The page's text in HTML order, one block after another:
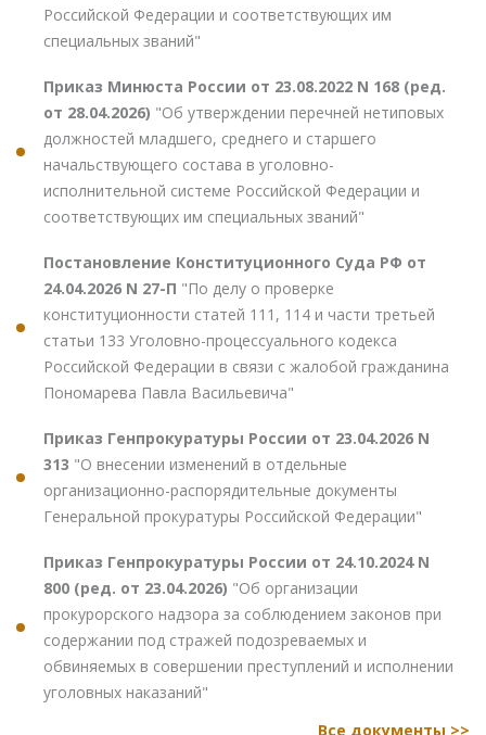
Российской Федерации и соответствующих им
специальных званий"
Приказ Минюста России от 23.08.2022 N 168 (ред.
от 28.04.2026) "Об утверждении перечней нетиповых
должностей младшего, среднего и старшего
начальствующего состава в уголовно-
исполнительной системе Российской Федерации и
соответствующих им специальных званий"
Постановление Конституционного Суда РФ от
24.04.2026 N 27-П "По делу о проверке
конституционности статей 111, 114 и части третьей
статьи 133 Уголовно-процессуального кодекса
Российской Федерации в связи с жалобой гражданина
Пономарева Павла Васильевича"
Приказ Генпрокуратуры России от 23.04.2026 N
313 "О внесении изменений в отдельные
организационно-распорядительные документы
Генеральной прокуратуры Российской Федерации"
Приказ Генпрокуратуры России от 24.10.2024 N
800 (ред. от 23.04.2026) "Об организации
прокурорского надзора за соблюдением законов при
содержании под стражей подозреваемых и
обвиняемых в совершении преступлений и исполнении
уголовных наказаний"
Все документы >>